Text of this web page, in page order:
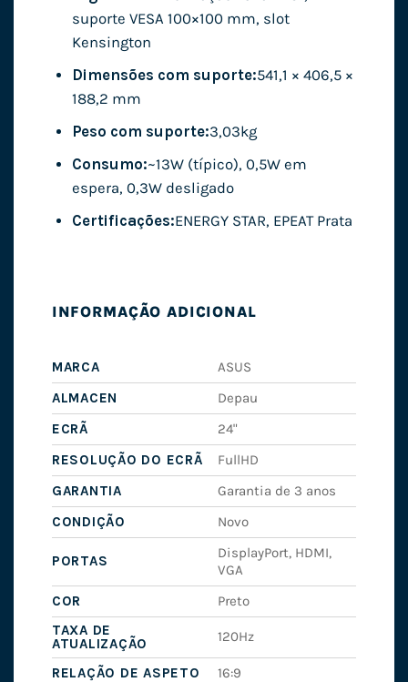
suporte VESA 100×100 mm, slot
Kensington
Dimensões com suporte:541,1 × 406,5 ×
188,2 mm
Peso com suporte:3,03kg
Consumo:~13W (típico), 0,5W em
espera, 0,3W desligado
Certificações:ENERGY STAR, EPEAT Prata
INFORMAÇÃO ADICIONAL
MARCA
ASUS
ALMACEN
Depau
ECRÃ
24"
RESOLUÇÃO DO ECRÃ
FullHD
GARANTIA
Garantia de 3 anos
CONDIÇÃO
Novo
PORTAS
DisplayPort, HDMI,
VGA
COR
Preto
TAXA DE
ATUALIZAÇÃO
120Hz
RELAÇÃO DE ASPETO 16:9